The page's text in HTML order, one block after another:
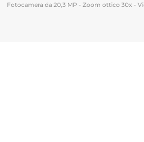
Fotocamera da 20,3 MP - Zoom ottico 30x -